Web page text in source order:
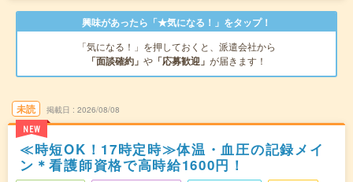
興味があったら「★気になる！」をタップ！
「気になる！」を押しておくと、派遣会社から
「面談確約」 や 「応募歓迎」 が届きます！
未読
NEW
掲載日 2026/08/08
≪時短OK！17時定時≫体温・血圧の記録メイ
ン＊看護師資格で高時給1600円！